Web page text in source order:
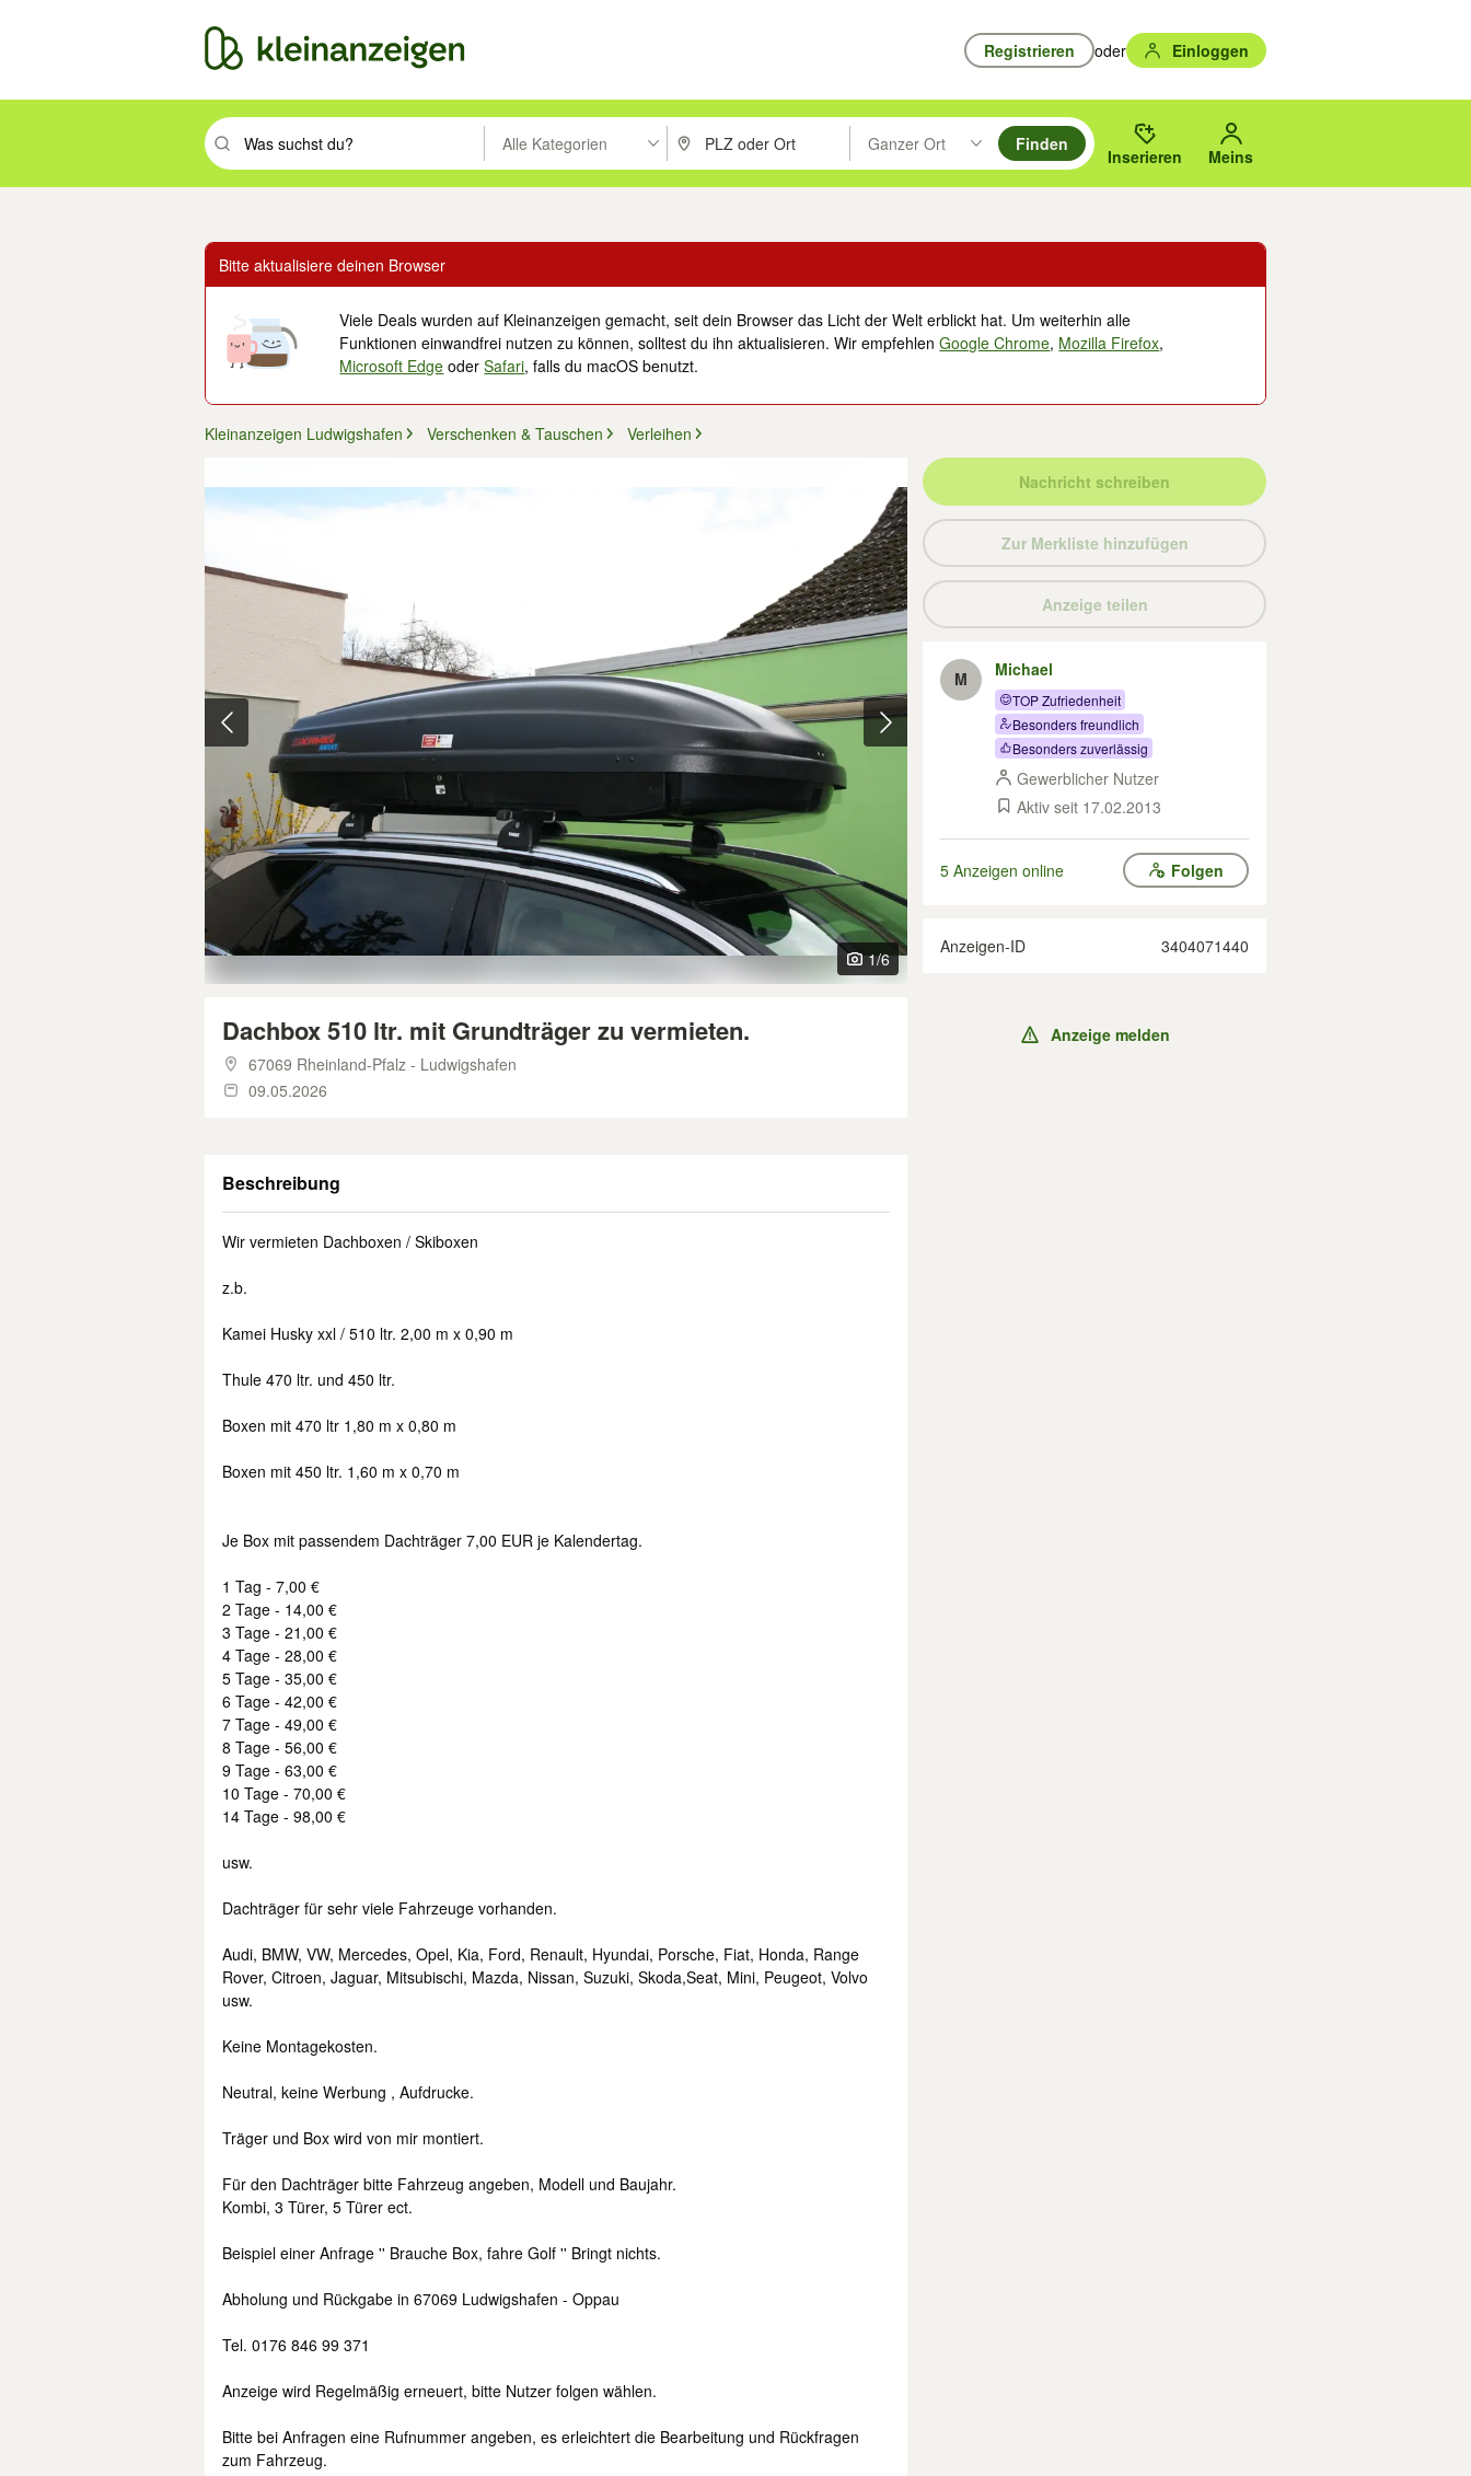
Registrieren oder Einloggen
Suchbegriff eingeben. Eingabetaste drücken um zu suchen, oder Vorschläge mit den Pfeiltasten nach oben/unten durchsuchen und mit Eingabetaste auswählen.
Alle Kategorien PLZ oder Ort eingeben. Eingabetaste drücken um zu suchen, oder Vorschläge mit den Pfeiltasten nach oben/
Ganzer Ort
Suche im Umkreis des gewählten Orts oder PLZ.
Finden
Inserieren Meins
Bitte aktualisiere deinen Browser
Viele Deals wurden auf Kleinanzeigen gemacht, seit dein Browser das Licht der Welt erblickt hat. Um weiterhin alle
Funktionen einwandfrei nutzen zu können, solltest du ihn aktualisieren. Wir empfehlenGoogle Chrome, Mozilla Firefox,
Microsoft Edge oderSafari, falls du macOS benutzt.
Kleinanzeigen Ludwigshafen Verschenken & Tauschen Verleihen
1/6
Dachbox 510 ltr. mit Grundträger zu vermieten.
67069 Rheinland-Pfalz - Ludwigshafen
09.05.2026
Beschreibung
Wir vermieten Dachboxen / Skiboxen
z.b.
Kamei Husky xxl / 510 ltr. 2,00 m x 0,90 m
Thule 470 ltr. und 450 ltr.
Boxen mit 470 ltr 1,80 m x 0,80 m
Boxen mit 450 ltr. 1,60 m x 0,70 m
Je Box mit passendem Dachträger 7,00 EUR je Kalendertag.
1 Tag - 7,00 €
2 Tage - 14,00 €
3 Tage - 21,00 €
4 Tage - 28,00 €
5 Tage - 35,00 €
6 Tage - 42,00 €
7 Tage - 49,00 €
8 Tage - 56,00 €
9 Tage - 63,00 €
10 Tage - 70,00 €
14 Tage - 98,00 €
usw.
Dachträger für sehr viele Fahrzeuge vorhanden.
Audi, BMW, VW, Mercedes, Opel, Kia, Ford, Renault, Hyundai, Porsche, Fiat, Honda, Range
Rover, Citroen, Jaguar, Mitsubischi, Mazda, Nissan, Suzuki, Skoda,Seat, Mini, Peugeot, Volvo
usw.
Keine Montagekosten.
Neutral, keine Werbung , Aufdrucke.
Träger und Box wird von mir montiert.
Für den Dachträger bitte Fahrzeug angeben, Modell und Baujahr.
Kombi, 3 Türer, 5 Türer ect.
Beispiel einer Anfrage '' Brauche Box, fahre Golf '' Bringt nichts.
Abholung und Rückgabe in 67069 Ludwigshafen - Oppau
Tel. 0176 846 99 371
Anzeige wird Regelmäßig erneuert, bitte Nutzer folgen wählen.
Bitte bei Anfragen eine Rufnummer angeben, es erleichtert die Bearbeitung und Rückfragen
zum Fahrzeug.
Nachricht schreiben
Zur Merkliste hinzufügen
Anzeige teilen
M Michael
TOP Zufriedenheit
Besonders freundlich
Besonders zuverlässig
Gewerblicher Nutzer
Aktiv seit 17.02.2013
5 Anzeigen online Folgen
Anzeigen-ID 3404071440
Anzeige melden